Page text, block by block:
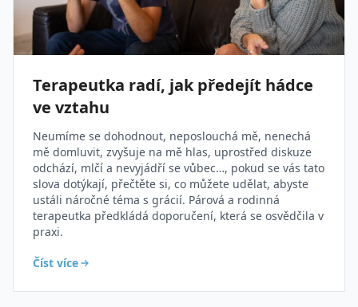
Terapeutka radí, jak předejít hádce
ve vztahu
Neumíme se dohodnout, neposlouchá mě, nenechá
mě domluvit, zvyšuje na mě hlas, uprostřed diskuze
odchází, mlčí a nevyjádří se vůbec…, pokud se vás tato
slova dotýkají, přečtěte si, co můžete udělat, abyste
ustáli náročné téma s grácií. Párová a rodinná
terapeutka předkládá doporučení, která se osvědčila v
praxi.
Číst více